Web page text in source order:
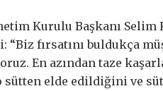
Kurulu Başkanı
“Biz fırsatını buldukça
En azından taze
sütten elde edildiğini ve